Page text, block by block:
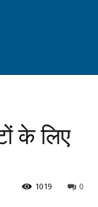
के लिए
0
1019